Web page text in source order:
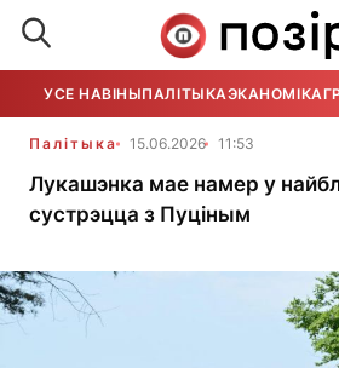
УСЕ НАВІНЫПАЛІТЫКАЭКАНОМІКА
Палітыка 15.06.2026 11:53
Лукашэнка мае намер у
сустрэцца з Пуціным